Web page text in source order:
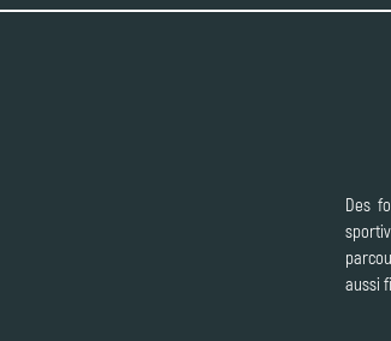
Des
aussi